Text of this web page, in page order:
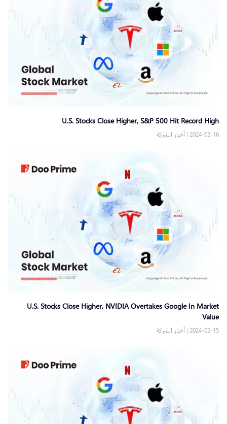
U.S. Stocks Close Higher, S&P 500 Hit Record High
2024-02-16
| أخبار الشركة
U.S. Stocks Close Higher, NVIDIA Overtakes Google In Market
Value
2024-02-15
| أخبار الشركة